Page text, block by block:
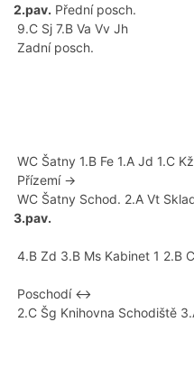
2.pav. Přední posch.
9.C Sj 7.B Va Vv Jh
Zadní posch.
WC Šatny 1.B Fe 1.A Jd 1.C Kž
Přízemí →
WC Šatny Schod. 2.A Vt
3.pav.
4.B Zd 3.B Ms Kabinet 1 2.B
Poschodí ↔
2.C Šg Knihovna Schodiště